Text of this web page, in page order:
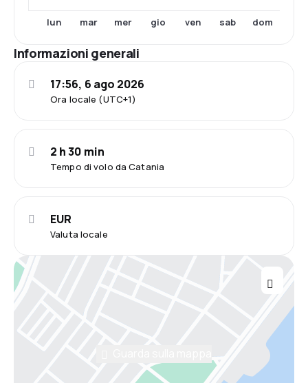
lun mar mer gio ven sab dom
Informazioni generali
Ora locale (UTC+1)
17:56, 6 ago 2026
Tempo di volo da Catania
2 h 30 min
Valuta locale
EUR